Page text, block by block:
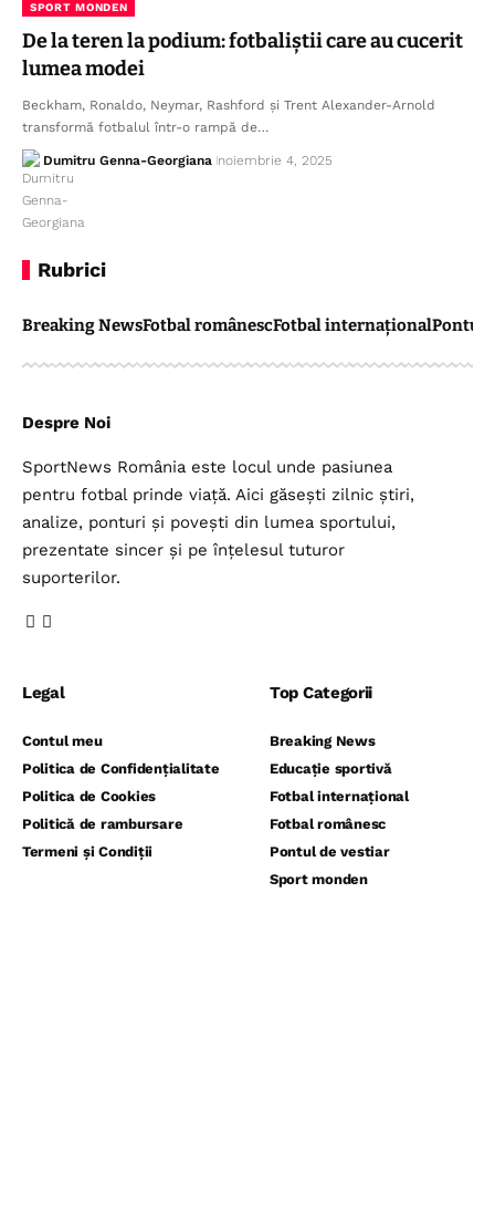
SPORT MONDEN
De la teren la podium: fotbaliștii care au cucerit
lumea modei
Beckham, Ronaldo, Neymar, Rashford și Trent Alexander-Arnold
transformă fotbalul într-o rampă de…
Dumitru Genna-Georgiana noiembrie 4, 2025
Rubrici
Breaking NewsFotbal românescFotbal internaționalPontul
Despre Noi
SportNews România este locul unde pasiunea
pentru fotbal prinde viață. Aici găsești zilnic știri,
analize, ponturi și povești din lumea sportului,
prezentate sincer și pe înțelesul tuturor
suporterilor.
Legal
Contul meu
Politica de Confidențialitate
Politica de Cookies
Politică de rambursare
Termeni și Condiții
Top Categorii
Breaking News
Educație sportivă
Fotbal internațional
Fotbal românesc
Pontul de vestiar
Sport monden